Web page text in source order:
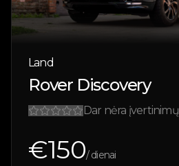
Land
Rover Discovery
Dar nėra įvertinimų
€150/ dienai